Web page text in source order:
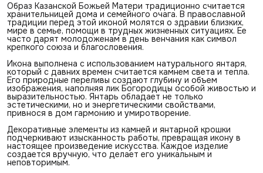
Образ Казанской Божьей Матери традиционно считается
хранительницей дома и семейного очага. В православной
традиции перед этой иконой молятся о здравии близких,
мире в семье, помощи в трудных жизненных ситуациях. Ее
часто дарят молодоженам в день венчания как символ
крепкого союза и благословения.
Икона выполнена с использованием натурального янтаря,
который с давних времен считается камнем света и тепла.
Его природные переливы создают глубину и объем
изображения, наполняя лик Богородицы особой живостью и
выразительностью. Янтарь обладает не только
эстетическими, но и энергетическими свойствами,
привнося в дом гармонию и умиротворение.
Декоративные элементы из камней и янтарной крошки
подчеркивают изысканность работы, превращая икону в
настоящее произведение искусства. Каждое изделие
создается вручную, что делает его уникальным и
неповторимым.